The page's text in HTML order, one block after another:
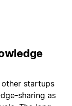
startups
sharing as